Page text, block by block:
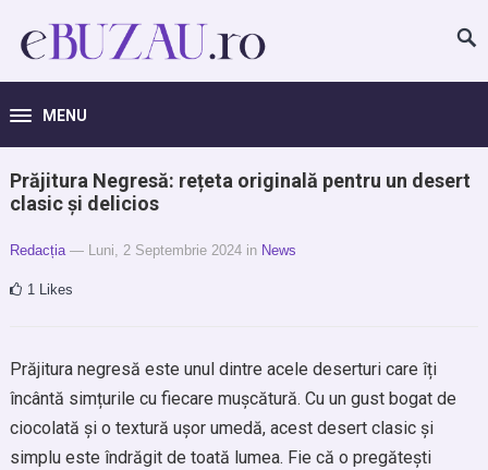
MENU
Prăjitura Negresă: rețeta originală pentru un desert
clasic și delicios
Redacția — Luni, 2 Septembrie 2024 in News
1 Likes
Prăjitura negresă este unul dintre acele deserturi care îți
încântă simțurile cu fiecare mușcătură. Cu un gust bogat de
ciocolată și o textură ușor umedă, acest desert clasic și
simplu este îndrăgit de toată lumea. Fie că o pregătești